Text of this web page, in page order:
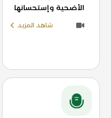
الأضحية وإستحسانها
شاهد المزيد